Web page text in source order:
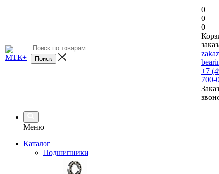
0
0
0
+7
700-
Меню
Каталог
Подшипники